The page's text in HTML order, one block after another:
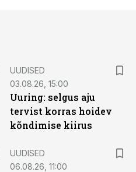
UUDISED
03.08.26, 15:00
Uuring: selgus aju
tervist korras hoidev
kõndimise kiirus
UUDISED
06.08.26, 11:00